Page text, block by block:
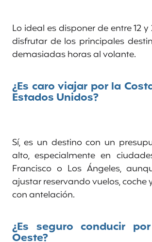
Lo ideal es disponer de entre 12
disfrutar de los principales
demasiadas horas al volante.
¿Es caro viajar por la
Estados Unidos?
Sí, es un destino con un
alto, especialmente en
Francisco o Los Ángeles,
ajustar reservando vuelos, coche
con antelación.
¿Es seguro conducir
Oeste?